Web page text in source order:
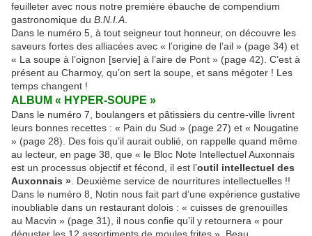
feuilleter avec nous notre première ébauche de compendium
gastronomique du B.N.I.A
Dans le numéro 5, à tout seigneur tout honneur, on découvre les
saveurs fortes des alliacées avec « l’origine de l’ail » (page 34) et
« La soupe à l’oignon [servie] à l’aire de Pont » (page 42). C’est à
présent au Charmoy, qu’on sert la soupe, et sans mégoter ! Les
temps changent !
ALBUM « HYPER-SOUPE »
Dans le numéro 7, boulangers et pâtissiers du centre-ville livrent
leurs bonnes recettes : « Pain du Sud » (page 27) et « Nougatine
» (page 28). Des fois qu’il aurait oublié, on rappelle quand même
au lecteur, en page 38, que « le Bloc Note Intellectuel Auxonnais
est un processus objectif et fécond, il est l’outil intellectuel des
Auxonnais » . Deuxième service de nourritures intellectuelles !!
Dans le numéro 8, Notin nous fait part d’une expérience gustative
inoubliable dans un restaurant dolois : « cuisses de grenouilles
au Macvin » (page 31), il nous confie qu’il y retournera « pour